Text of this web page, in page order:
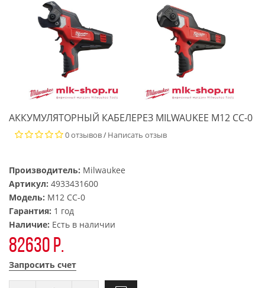
АККУМУЛЯТОРНЫЙ КАБЕЛЕРЕЗ MILWAUKEE M12 CC-0
0 отзывов/ Написать отзыв
Производитель: Milwaukee
Артикул: 4933431600
Модель: M12 CC-0
Гарантия: 1 год
Наличие: Есть в наличии
82630 р.
Запросить счет